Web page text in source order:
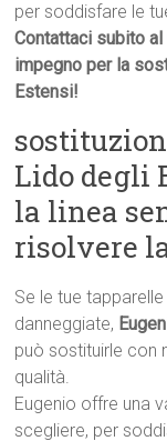
per soddisfare le
Contattaci subito al
impegno per la
Estensi!
Lido degli
la linea
risolvere
Se le tue
danneggiate,
può sostituirle con
qualità.
Eugenio offre una
scegliere, per